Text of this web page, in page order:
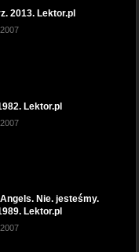
2013. Lektor.pl
Lektor.pl
Nie. jesteśmy.
Lektor.pl